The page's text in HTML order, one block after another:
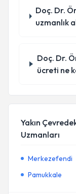
Doç. Dr.
uzmanlık
Doç. Dr.
ücreti ne
Yakın
Uzmanları
Merkezefendi
Pamukkale